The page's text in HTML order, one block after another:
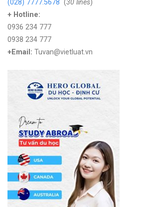
(028) 7777.5678 (30 lines)
+ Hotline:
0936 234 777
0938 234 777
+Email: Tuvan@vietluat.vn